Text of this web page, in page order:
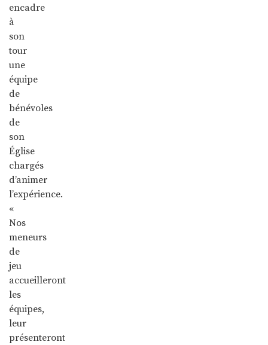
encadre
à
son
tour
une
équipe
de
bénévoles
de
son
Église
chargés
d’animer
l’expérience.
«
Nos
meneurs
de
jeu
accueilleront
les
équipes,
leur
présenteront